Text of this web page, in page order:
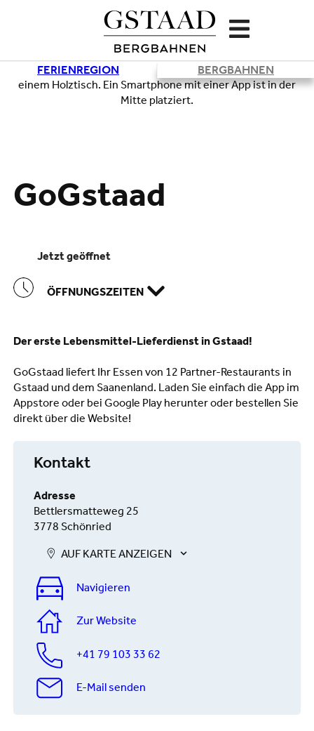
FERIENREGION BERGBAHNEN
GoGstaad
jetzt geöffnet
ÖFFNUNGSZEITEN
Der erste Lebensmittel-Lieferdienst in Gstaad!
GoGstaad liefert Ihr Essen von 12 Partner-Restaurants in
Gstaad und dem Saanenland. Laden Sie einfach die App im
Appstore oder bei Google Play herunter oder bestellen Sie
direkt über die Website!
Kontakt
Adresse
Bettlersmatteweg 25
3778 Schönried
AUF KARTE ANZEIGEN
Navigieren
Zur Website
+41 79 103 33 62
E-Mail senden